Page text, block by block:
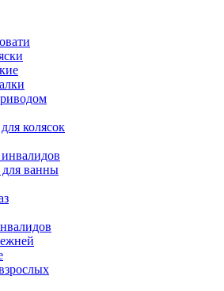
колясок
ванны